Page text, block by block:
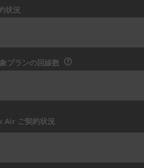
状況
プランの回線数
ご契約状況